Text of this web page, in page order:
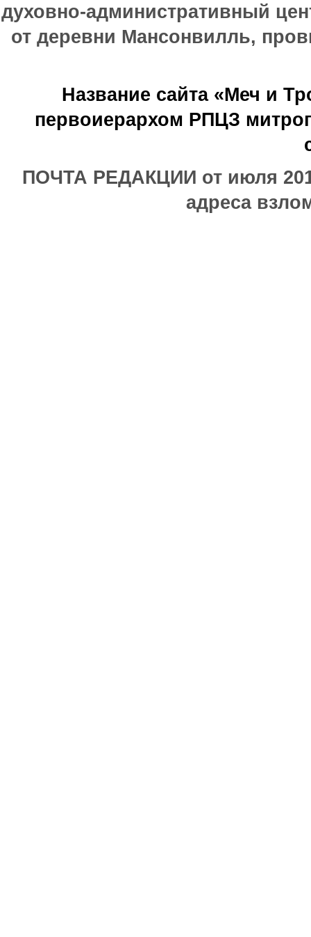
духовно-административный
от деревни Мансонвилль,
Название сайта «Меч и
первоиерархом РПЦЗ
ПОЧТА РЕДАКЦИИ от июля
адреса